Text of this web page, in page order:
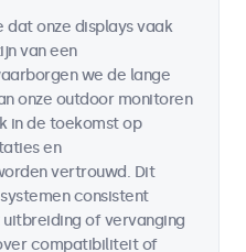
dat onze displays vaak
van een
we de lange
onze outdoor monitoren
in de toekomst op
en
vertrouwd. Dit
consistent
of vervanging
compatibiliteit of